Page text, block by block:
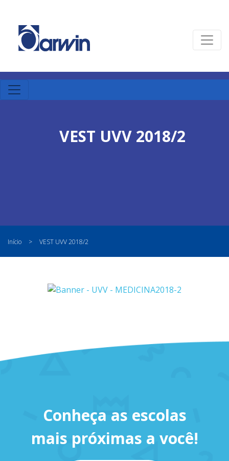
VEST UVV 2018/2
Início > VEST UVV 2018/2
Conheça as escolas
mais próximas a você!